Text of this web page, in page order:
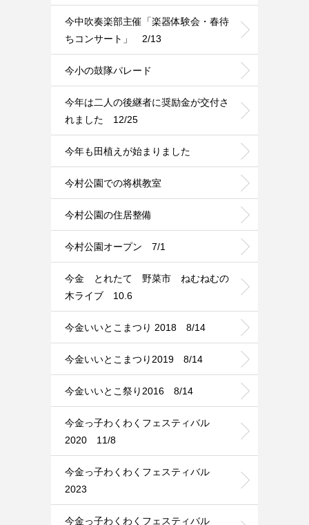
今中吹奏楽部主催「楽器体験会・春待
ちコンサート」 2/13
今小の鼓隊パレード
今年は二人の後継者に奨励金が交付さ
れました 12/25
今年も田植えが始まりました
今村公園での将棋教室
今村公園の住居整備
今村公園オープン 7/1
今金 とれたて 野菜市 ねむねむの
木ライブ 10.6
今金いいとこまつり 2018 8/14
今金いいとこまつり2019 8/14
今金いいとこ祭り2016 8/14
今金っ子わくわくフェスティバル
2020 11/8
今金っ子わくわくフェスティバル
2023
今金っ子わくわくフェスティバル